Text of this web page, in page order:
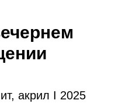
акрил I 2025